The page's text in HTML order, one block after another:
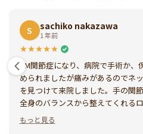
S sachiko nakazawa
1 年前
CM関節症になり、病院で手術か、
められましたが痛みがあるのでネ
を見つけて来院しました。手の関
全身のバランスから整えてくれる
でほぼ改善しました。姿勢も良くな
痛みもなくなりました。先生はとて
もっと見る